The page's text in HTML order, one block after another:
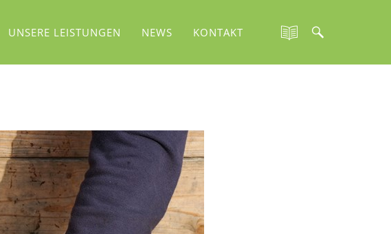
UNSERE LEISTUNGEN NEWS KONTAKT